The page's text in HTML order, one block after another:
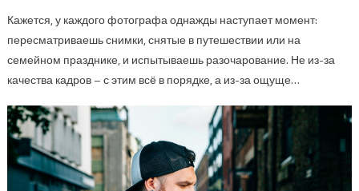
Кажется, у каждого фотографа однажды наступает момент:
пересматриваешь снимки, снятые в путешествии или на
семейном празднике, и испытываешь разочарование. Не из-за
качества кадров – с этим всё в порядке, а из-за ощуще…